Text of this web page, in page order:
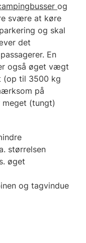
og
svære at køre
og skal
det
En
også øget vægt
(op til 3500 kg
på
meget (tungt)
størrelsen
øget
og tagvindue